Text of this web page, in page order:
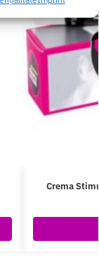
Crema